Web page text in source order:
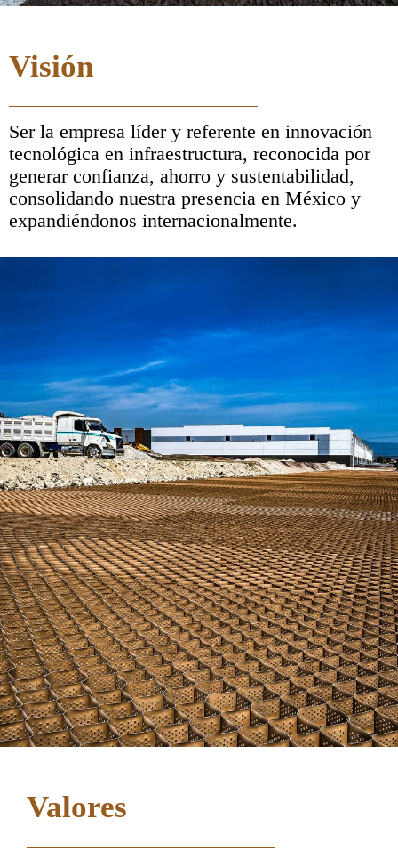
Visión
Ser la empresa líder y referente en innovación
tecnológica en infraestructura, reconocida por
generar confianza, ahorro y sustentabilidad,
consolidando nuestra presencia en México y
expandiéndonos internacionalmente.
Valores